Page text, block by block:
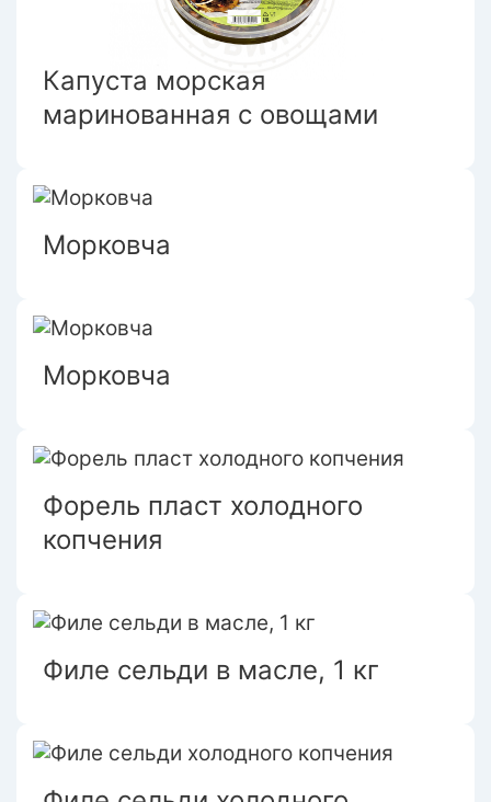
Капуста морская
маринованная с овощами
Морковча
Морковча
Форель пласт холодного
копчения
Филе сельди в масле, 1 кг